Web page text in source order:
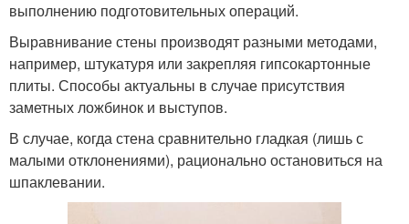
выполнению подготовительных операций.
Выравнивание стены производят разными методами,
например, штукатуря или закрепляя гипсокартонные
плиты. Способы актуальны в случае присутствия
заметных ложбинок и выступов.
В случае, когда стена сравнительно гладкая (лишь с
малыми отклонениями), рационально остановиться на
шпаклевании.